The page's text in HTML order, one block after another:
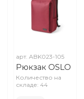
арт.ABK023-105
Рюкзак OSLO
Количество на
складе: 44